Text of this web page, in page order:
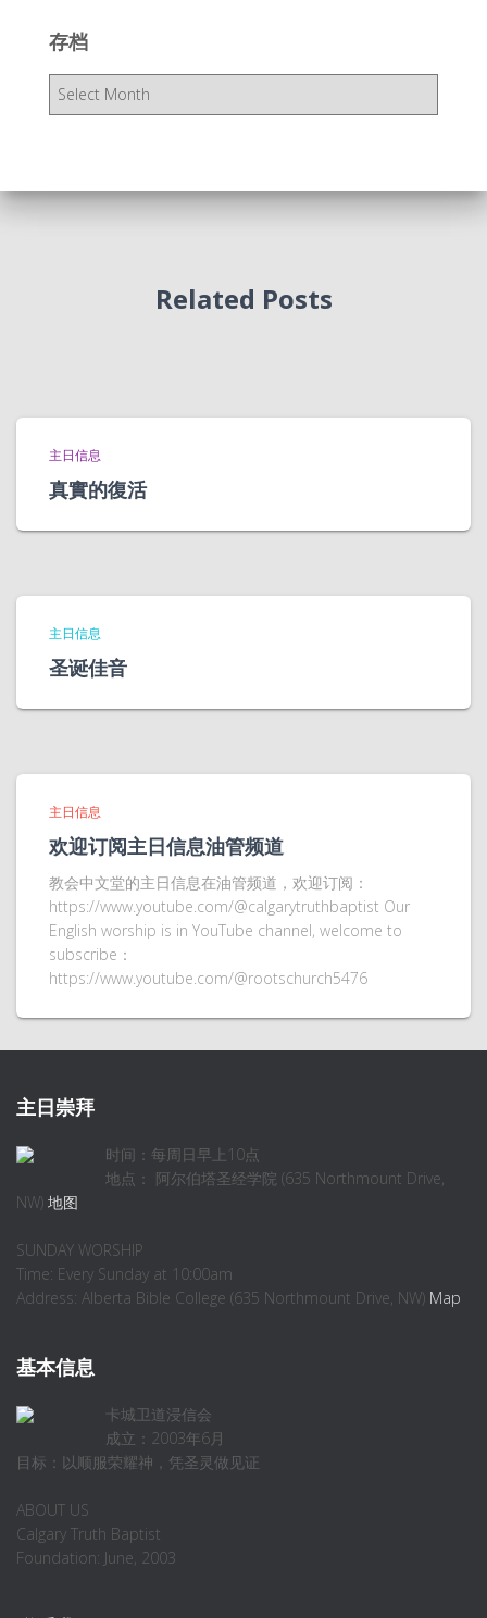
存档
存
Related Posts
主日信息
真實的復活
主日信息
圣诞佳音
主日信息
欢迎订阅主日信息油管频道
教会中文堂的主日信息在油管频道，欢迎订阅：
https://www.youtube.com/@calgarytruthbaptist Our
English worship is in YouTube channel, welcome to
subscribe：
https://www.youtube.com/@rootschurch5476
主日崇拜
时间：每周日早上10点
地点： 阿尔伯塔圣经学院 (635 Northmount Drive,
NW) 地图
SUNDAY WORSHIP
Time: Every Sunday at 10:00am
Address: Alberta Bible College (635 Northmount Drive, NW) Map
基本信息
卡城卫道浸信会
成立：2003年6月
目标：以顺服荣耀神，凭圣灵做见证
ABOUT US
Calgary Truth Baptist
Foundation: June, 2003